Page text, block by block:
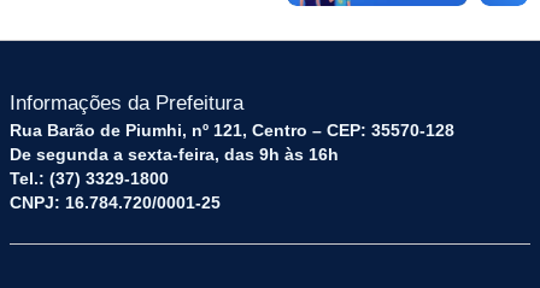
Informações da Prefeitura
Rua Barão de Piumhi, nº 121, Centro – CEP: 35570-128
De segunda a sexta-feira, das 9h às 16h
Tel.: (37) 3329-1800
CNPJ: 16.784.720/0001-25